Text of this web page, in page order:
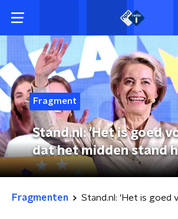
Fragment
Stand.nl: 'Het is goed
dat het midden stand
Fragmenten